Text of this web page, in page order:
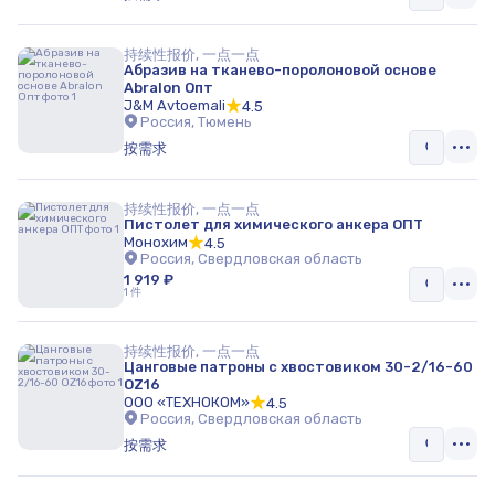
持续性报价, 一点一点
Абразив на тканево-поролоновой основе
Abralon Опт
J&M Avtoemali
4.5
Россия, Тюмень
按需求
持续性报价, 一点一点
Пистолет для химического анкера ОПТ
Монохим
4.5
Россия, Свердловская область
1 919 ₽
1 件
持续性报价, 一点一点
Цанговые патроны с хвостовиком 30-2/16-60
OZ16
ООО «ТЕХНОКОМ»
4.5
Россия, Свердловская область
按需求